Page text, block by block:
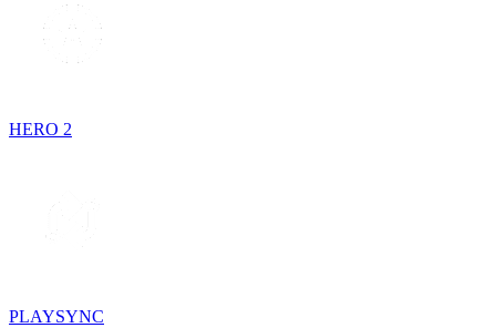
HERO 2
PLAYSYNC